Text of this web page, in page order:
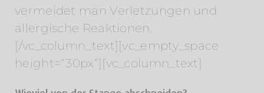
vermeidet man Verletzungen und
allergische Reaktionen.
[/vc_column_text][vc_empty_space
height=“30px“][vc_column_text]